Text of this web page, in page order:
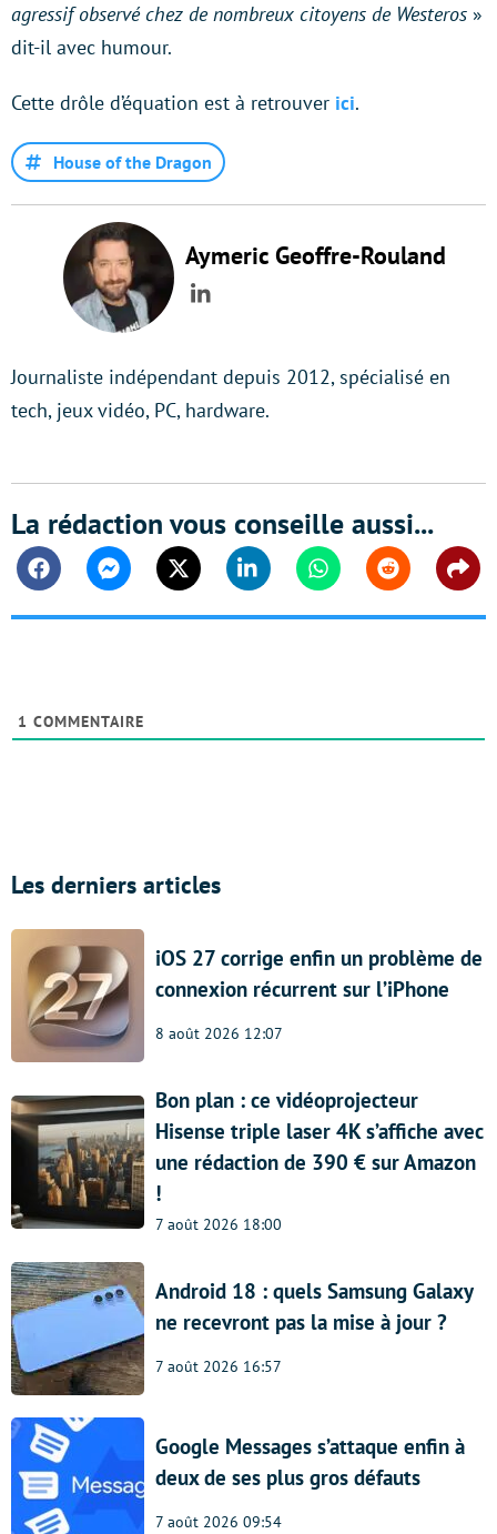
agressif observé chez de nombreux citoyens de Westeros »
dit-il avec humour.
Cette drôle d’équation est à retrouver ici.
House of the Dragon
Aymeric Geoffre-Rouland
LinkedIn
Journaliste indépendant depuis 2012, spécialisé en
tech, jeux vidéo, PC, hardware.
La rédaction vous conseille aussi...
FacebookMessengerTwitter Linkedin WhatsappReddit
1 COMMENTAIRE
Les derniers articles
iOS 27 corrige enfin un problème de
connexion récurrent sur l’iPhone
8 août 2026 12:07
Bon plan : ce vidéoprojecteur
Hisense triple laser 4K s’affiche avec
une rédaction de 390 € sur Amazon
!
7 août 2026 18:00
Android 18 : quels Samsung Galaxy
ne recevront pas la mise à jour ?
7 août 2026 16:57
Google Messages s’attaque enfin à
deux de ses plus gros défauts
7 août 2026 09:54